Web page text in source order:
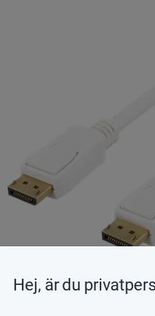
88
Hej, är du